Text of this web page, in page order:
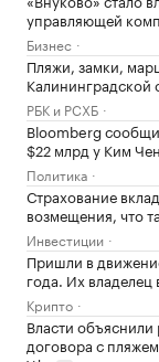
управляющей
Бизнес
Пляжи, замки,
Калининградской
РБК и РСХБ
Bloomberg
$22 млрд у Ким
Политика
Страхование
возмещения, что
Инвестиции
Пришли в
года. Их
Крипто
Власти
договора с